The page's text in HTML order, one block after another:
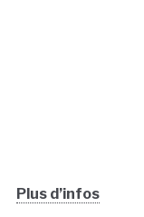
Plus d’infos